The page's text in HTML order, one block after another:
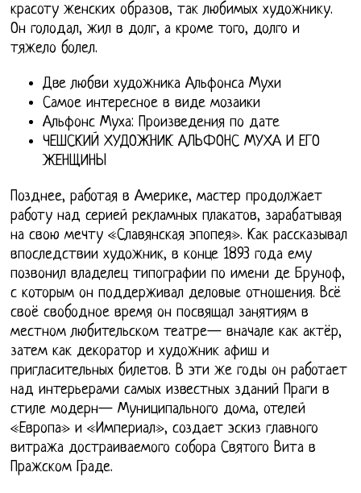
красоту женских образов, так любимых художнику.
Он голодал, жил в долг, а кроме того, долго и
тяжело болел.
Две любви художника Альфонса Мухи
Самое интересное в виде мозаики
Альфонс Муха: Произведения по дате
ЧЕШСКИЙ ХУДОЖНИК АЛЬФОНС МУХА И ЕГО
ЖЕНЩИНЫ
Позднее, работая в Америке, мастер продолжает
работу над серией рекламных плакатов, зарабатывая
на свою мечту «Славянская эпопея». Как рассказывал
впоследствии художник, в конце 1893 года ему
позвонил владелец типографии по имени де Бруноф,
с которым он поддерживал деловые отношения. Всё
своё свободное время он посвящал занятиям в
местном любительском театре— вначале как актёр,
затем как декоратор и художник афиш и
пригласительных билетов. В эти же годы он работает
над интерьерами самых известных зданий Праги в
стиле модерн— Муниципального дома, отелей
«Европа» и «Империал», создает эскиз главного
витража достраиваемого собора Святого Вита в
Пражском Граде.